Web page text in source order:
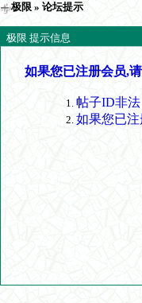
极限 » 论坛提示
极限 提示信息
如果您已注册会员,
帖子ID非法
如果您已